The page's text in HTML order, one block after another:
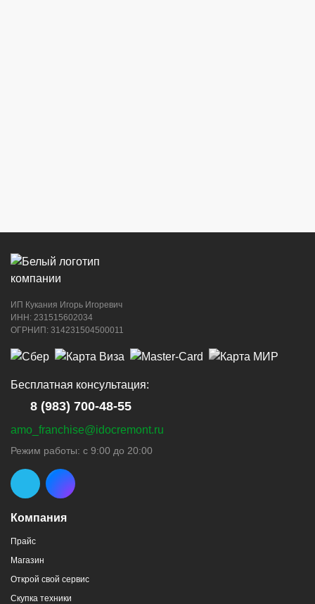
ИП Кукания Игорь Игоревич
ИНН: 231515602034
ОГРНИП: 314231504500011
Компания
Прайс
Магазин
Открой свой сервис
Скупка техники
Бесплатная консультация:
8 (983) 700-48-55
amo_franchise@idocremont.ru
Режим работы: с 9:00 до 20:00